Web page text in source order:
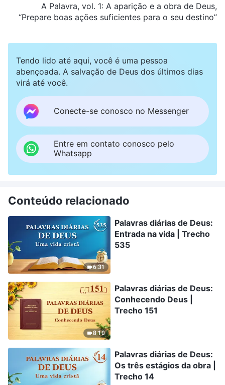
A Palavra, vol. 1: A aparição e a obra de Deus,
“Prepare boas ações suficientes para o seu destino”
Tendo lido até aqui, você é uma pessoa
abençoada. A salvação de Deus dos últimos dias
virá até você.
Conecte-se conosco no Messenger
Entre em contato conosco pelo
Whatsapp
Conteúdo relacionado
6:31
Palavras diárias de Deus:
Entrada na vida | Trecho
535
8:10
Palavras diárias de Deus:
Conhecendo Deus |
Trecho 151
Palavras diárias de Deus:
Os três estágios da obra |
Trecho 14